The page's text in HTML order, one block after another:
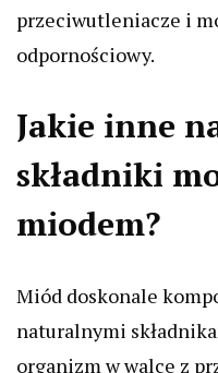
przeciwutleniacze i
odpornościowy.
Jakie inne
składniki
miodem?
Miód doskonale
naturalnymi
organizm w walce z